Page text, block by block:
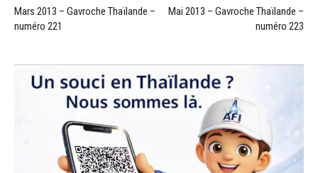
Mars 2013 – Gavroche Thaïlande –
numéro 221
Mai 2013 – Gavroche Thaïlande –
numéro 223